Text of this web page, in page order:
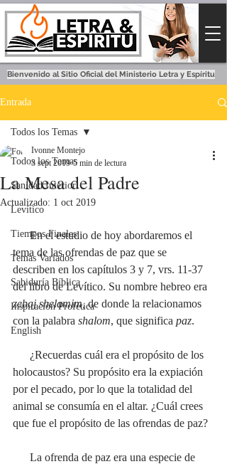
Bienvenido al Sitio Oficial del Ministerio Letra y Espíritu
Entrada
Todos los Temas
Sanidad Interior
Levítico
Tiempos Finales
Temas Variados
Sabiduría Bíblica
Inspiración Profética
English
Todos los Temas
La Mesa del Padre
Ivonne Montejo
3 sept 2019 5 min de lectura
Actualizado: 1 oct 2019
      En el estudio de hoy abordaremos el
tema de las ofrendas de paz que se
describen en los capítulos 3 y 7, vrs. 11-37
del libro de Levítico. Su nombre hebreo era
zebaj shelamim, de donde la relacionamos
con la palabra shalom, que significa paz.
holocaustos? Su propósito era la expiación
por el pecado, por lo que la totalidad del
animal se consumía en el altar. ¿Cuál crees
que fue el propósito de las ofrendas de paz?